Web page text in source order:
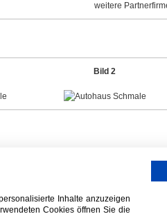
weitere
Bild 2
Inhalte anzuzeigen
Cookies öffnen Sie die